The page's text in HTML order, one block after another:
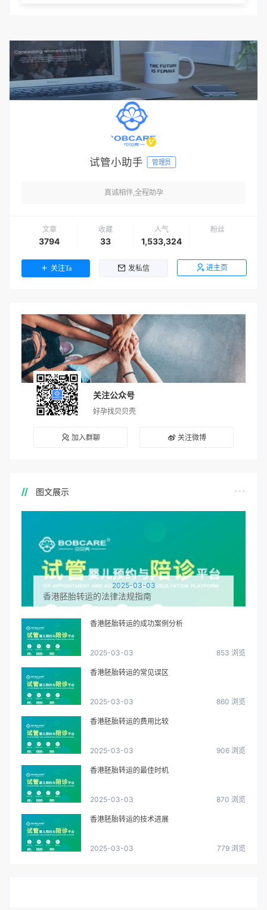
试管小助手 管理员
真诚相伴,全程助孕
文章
3794
收藏
33
人气
1,533,324
粉丝
关注Ta 发私信 进主页
关注公众号
好孕找贝贝壳
加入群聊 关注微博
图文展示
2025-03-03
香港胚胎转运的法律法规指南
香港胚胎转运的成功案例分析
2025-03-03 853 浏览
香港胚胎转运的常见误区
2025-03-03 860 浏览
香港胚胎转运的费用比较
2025-03-03 906 浏览
香港胚胎转运的最佳时机
2025-03-03 870 浏览
香港胚胎转运的技术进展
2025-03-03 779 浏览